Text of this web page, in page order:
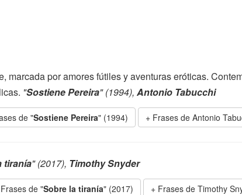
marcada por amores fútiles y aventuras eróticas.
"Sostiene Pereira" (1994), Antonio Tabucchi
de "Sostiene Pereira" (1994) Frases de Antonio
tiranía" (2017), Timothy Snyder
Frases de "Sobre la tiranía" (2017) Frases de Timothy